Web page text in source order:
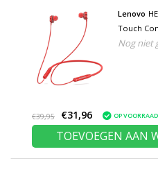
Lenovo
Touch
5.0
Nog niet
€39,95 €31,96 OP VOORRAAD
TOEVOEGEN AAN